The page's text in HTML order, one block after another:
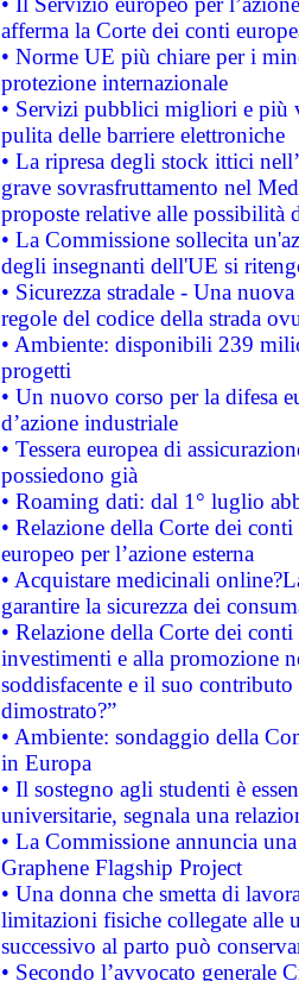
afferma la Corte dei conti
• Norme UE più chiare per i
protezione internazionale
• Servizi pubblici migliori e più
pulita delle barriere elettroniche
• La ripresa degli stock ittici
grave sovrasfruttamento nel
proposte relative alle possibilità
• La Commissione sollecita
degli insegnanti dell'UE si
• Sicurezza stradale - Una
regole del codice della strada
• Ambiente: disponibili 239
progetti
• Un nuovo corso per la difesa
d’azione industriale
• Tessera europea di
possiedono già
• Roaming dati: dal 1° luglio
• Relazione della Corte dei
europeo per l’azione esterna
• Acquistare medicinali
garantire la sicurezza dei
• Relazione della Corte dei
investimenti e alla promozione
soddisfacente e il suo
dimostrato?”
• Ambiente: sondaggio della
in Europa
• Il sostegno agli studenti è
universitarie, segnala una
• La Commissione annuncia
Graphene Flagship Project
• Una donna che smetta di
limitazioni fisiche collegate alle
successivo al parto può
• Secondo l’avvocato